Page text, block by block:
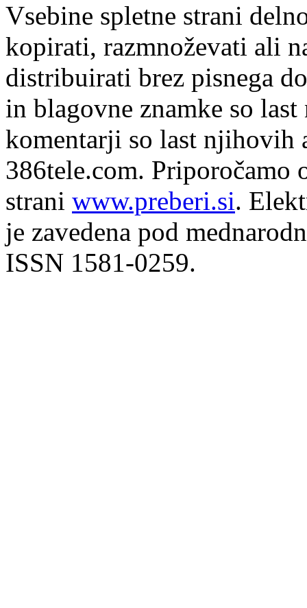
Vsebine spletne strani
kopirati, razmnoževati ali
distribuirati brez pisnega
in blagovne znamke so
komentarji so last njihovih
386tele.com. Priporočamo
strani www.preberi.si.
je zavedena pod
ISSN 1581-0259.